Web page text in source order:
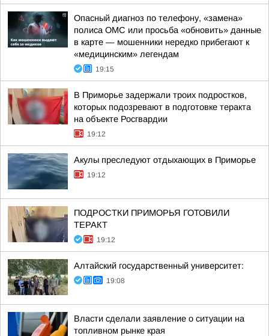
Опасный диагноз по телефону, «замена»
полиса ОМС или просьба «обновить» данные
в карте — мошенники нередко прибегают к
«медицинским» легендам
19:15
В Приморье задержали троих подростков,
которых подозревают в подготовке теракта
на объекте Росгвардии
19:12
Акулы преследуют отдыхающих в Приморье
19:12
ПОДРОСТКИ ПРИМОРЬЯ ГОТОВИЛИ
ТЕРАКТ
19:12
Алтайский государственный университет:
19:08
Власти сделали заявление о ситуации на
топливном рынке края